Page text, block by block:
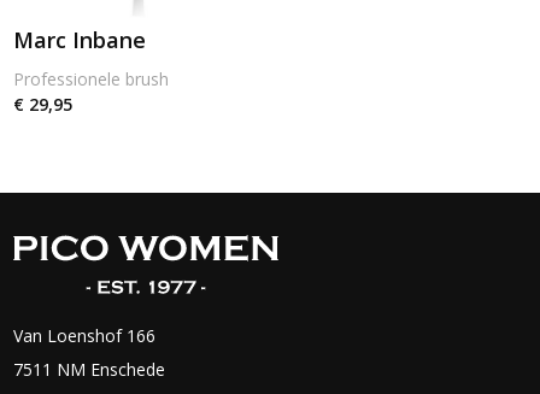
Marc Inbane
Professionele brush
€ 29,95
Van Loenshof 166
7511 NM Enschede